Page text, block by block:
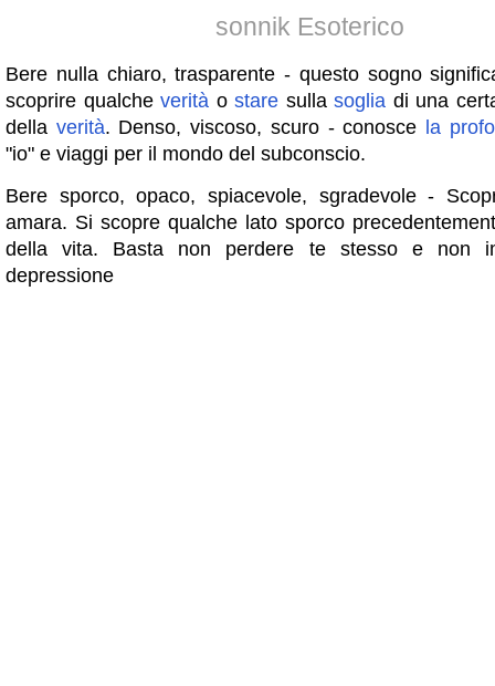
sonnik Esoterico
Bere nulla chiaro, trasparente - questo sogno
scoprire qualche verità o stare sulla soglia di una
della verità. Denso, viscoso, scuro - conosce la
"io" e viaggi per il mondo del subconscio.
Bere sporco, opaco, spiacevole, sgradevole -
amara. Si scopre qualche lato sporco
della vita. Basta non perdere te stesso e non
depressione